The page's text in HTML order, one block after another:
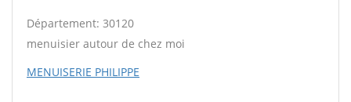
Département: 30120
menuisier autour de chez moi
MENUISERIE PHILIPPE